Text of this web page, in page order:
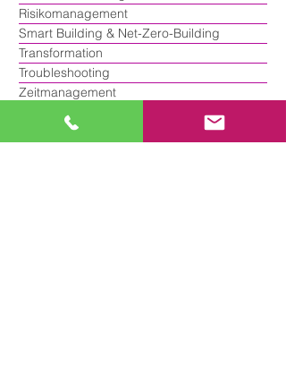
Risikomanagement
Smart Building & Net-Zero-Building
Transformation
Troubleshooting
Zeitmanagement
Buchempfehlungen
SMART INSIGHTS - Whitepaper